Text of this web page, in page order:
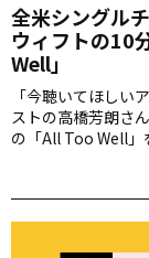
全米シングル
ウィフトの10
Well」
「今聴いてほしい
ストの高橋芳朗さ
の「All Too Well」